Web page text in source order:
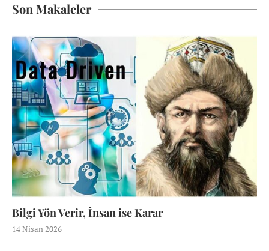
Son Makaleler
Bilgi Yön Verir, İnsan ise Karar
14 Nisan 2026